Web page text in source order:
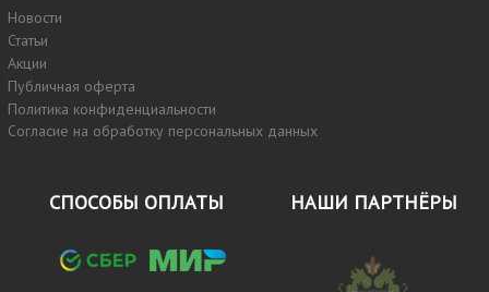
Новости
Статьи
Акции
Публичная оферта
Политика конфиденциальности
Согласие на обработку персональных данных
СПОСОБЫ ОПЛАТЫ НАШИ ПАРТНЁРЫ